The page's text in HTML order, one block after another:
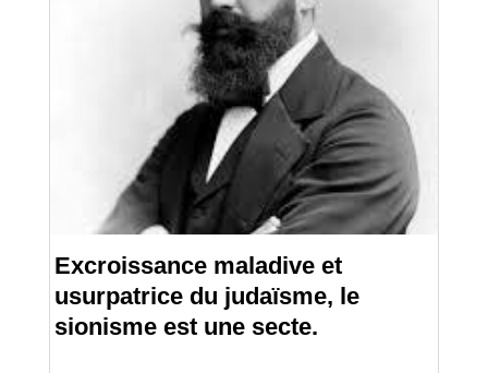
Excroissance maladive et
usurpatrice du judaïsme, le
sionisme est une secte.